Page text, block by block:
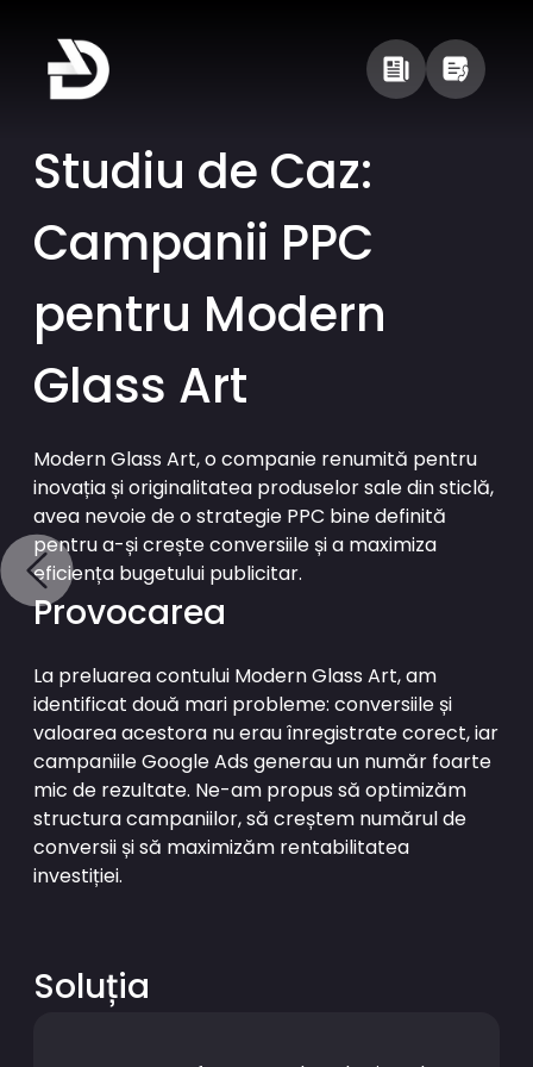
Studiu de Caz:
Campanii PPC
pentru Modern
Glass Art
Modern Glass Art, o companie renumită pentru
inovația și originalitatea produselor sale din sticlă,
avea nevoie de o strategie PPC bine definită
pentru a-și crește conversiile și a maximiza
eficiența bugetului publicitar.
Provocarea
La preluarea contului Modern Glass Art, am
identificat două mari probleme: conversiile și
valoarea acestora nu erau înregistrate corect, iar
campaniile Google Ads generau un număr foarte
mic de rezultate. Ne-am propus să optimizăm
structura campaniilor, să creștem numărul de
conversii și să maximizăm rentabilitatea
investiției.
Soluția